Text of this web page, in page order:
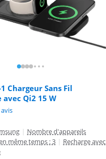
Chargeur Sans Fil
Qi2 15 W
sur 10, basée sur 2 avis.
| Nombre d'appareils
même temps : 3 | Recharge avec
sur 10, basée sur 2 avis.